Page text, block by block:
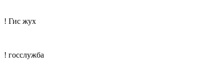
! Гис жух
! госслужба